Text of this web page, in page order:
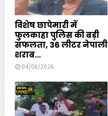
विशेष छापेमारी में
फुलकाहा पुलिस की बड़ी
सफलता, 36 लीटर नेपाली
शराब...
04/08/2026